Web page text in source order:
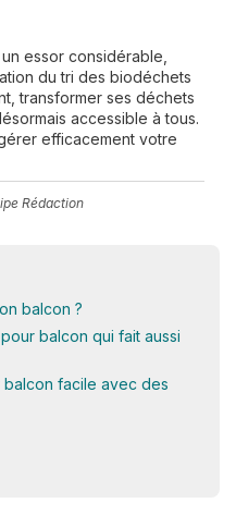
essor considérable,
du tri des biodéchets
transformer ses déchets
accessible à tous.
efficacement votre
Rédaction
balcon ?
balcon qui fait aussi
facile avec des